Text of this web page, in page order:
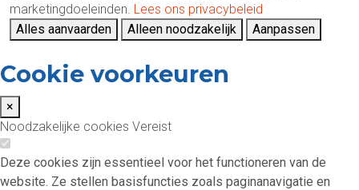
marketingdoeleinden. Lees ons privacybeleid
Alles aanvaarden
Alleen noodzakelijk Aanpassen
Cookie voorkeuren
×
Noodzakelijke cookies Vereist
Deze cookies zijn essentieel voor het functioneren van de
website. Ze stellen basisfuncties zoals paginanavigatie en